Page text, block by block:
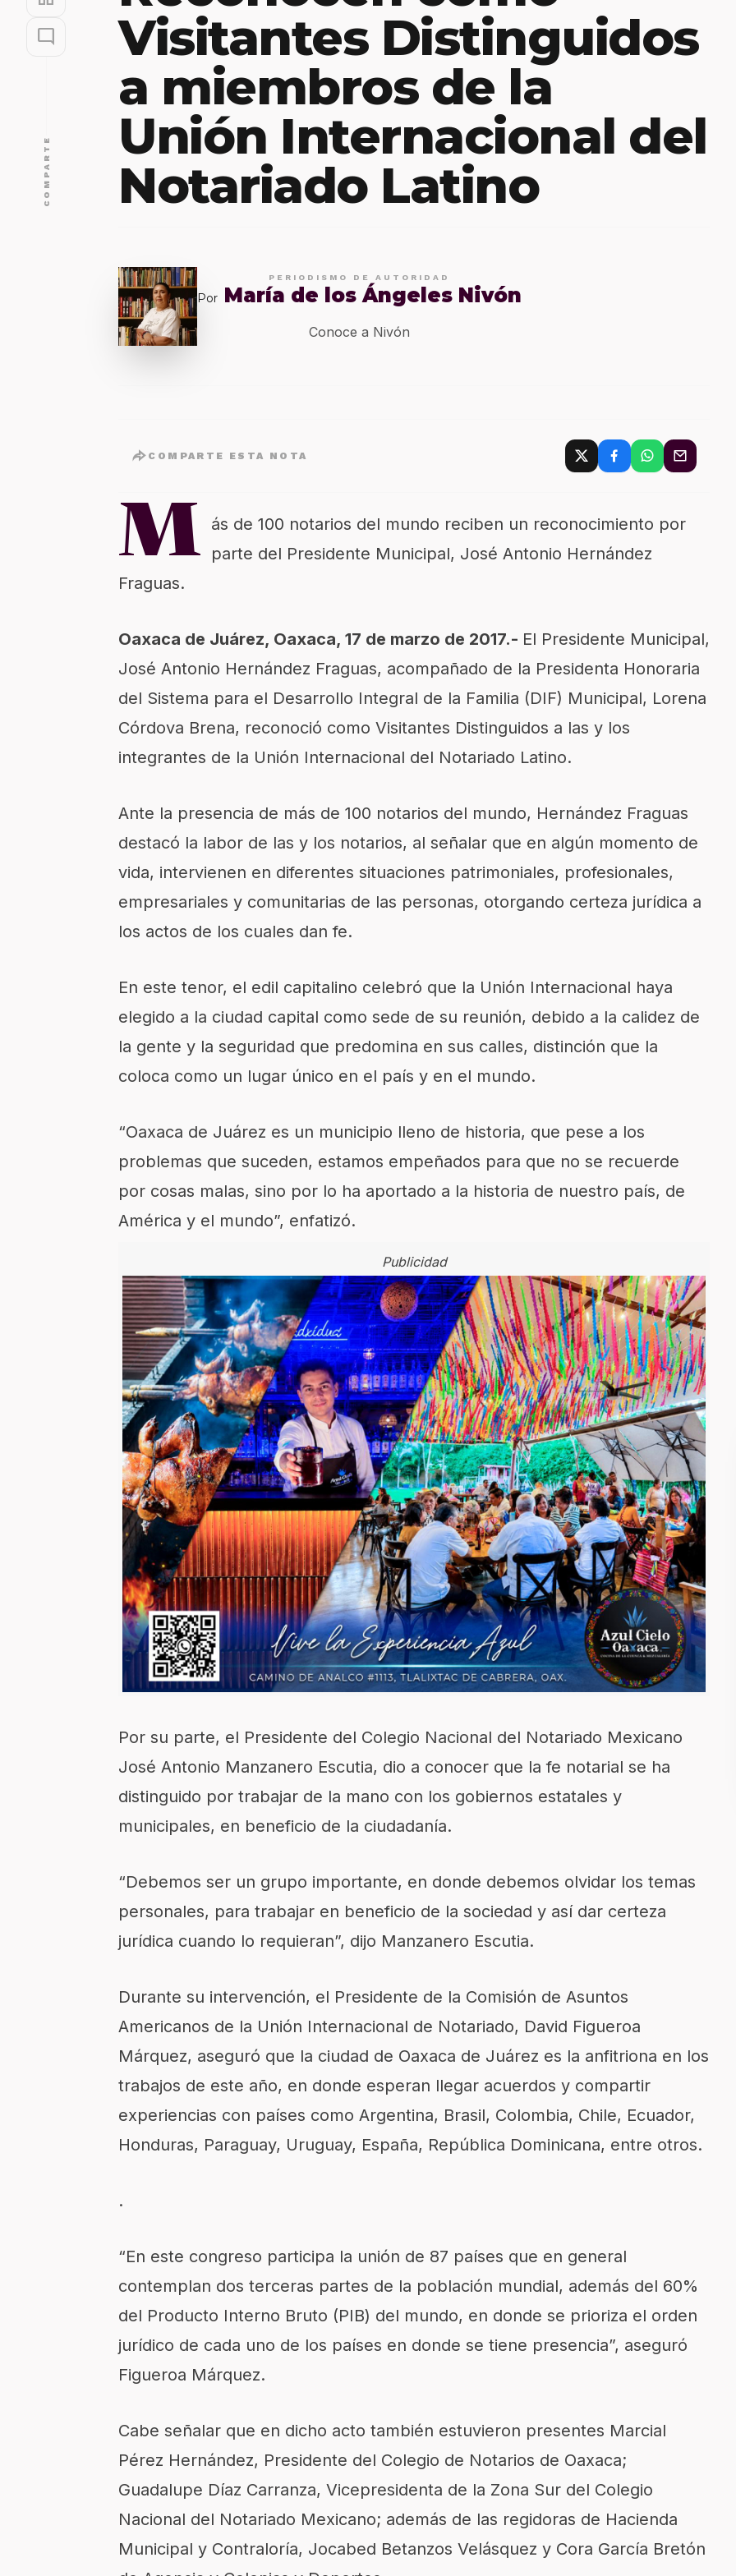
mode_comment
COMPARTE
Visitantes Distinguidos
a miembros de la
Unión Internacional del
Notariado Latino
PERIODISMO DE AUTORIDAD
Por María de los Ángeles Nivón
Conoce a Nivón
COMPARTE ESTA NOTA
M ás de 100 notarios del mundo reciben un reconocimiento por
parte del Presidente Municipal, José Antonio Hernández
Fraguas.
Oaxaca de Juárez, Oaxaca, 17 de marzo de 2017.- El Presidente Municipal,
José Antonio Hernández Fraguas, acompañado de la Presidenta Honoraria
del Sistema para el Desarrollo Integral de la Familia (DIF) Municipal, Lorena
Córdova Brena, reconoció como Visitantes Distinguidos a las y los
integrantes de la Unión Internacional del Notariado Latino.
Ante la presencia de más de 100 notarios del mundo, Hernández Fraguas
destacó la labor de las y los notarios, al señalar que en algún momento de
vida, intervienen en diferentes situaciones patrimoniales, profesionales,
empresariales y comunitarias de las personas, otorgando certeza jurídica a
los actos de los cuales dan fe.
En este tenor, el edil capitalino celebró que la Unión Internacional haya
elegido a la ciudad capital como sede de su reunión, debido a la calidez de
la gente y la seguridad que predomina en sus calles, distinción que la
coloca como un lugar único en el país y en el mundo.
“Oaxaca de Juárez es un municipio lleno de historia, que pese a los
problemas que suceden, estamos empeñados para que no se recuerde
por cosas malas, sino por lo ha aportado a la historia de nuestro país, de
América y el mundo”, enfatizó.
Publicidad
Por su parte, el Presidente del Colegio Nacional del Notariado Mexicano
José Antonio Manzanero Escutia, dio a conocer que la fe notarial se ha
distinguido por trabajar de la mano con los gobiernos estatales y
municipales, en beneficio de la ciudadanía.
“Debemos ser un grupo importante, en donde debemos olvidar los temas
personales, para trabajar en beneficio de la sociedad y así dar certeza
jurídica cuando lo requieran”, dijo Manzanero Escutia.
Durante su intervención, el Presidente de la Comisión de Asuntos
Americanos de la Unión Internacional de Notariado, David Figueroa
Márquez, aseguró que la ciudad de Oaxaca de Juárez es la anfitriona en los
trabajos de este año, en donde esperan llegar acuerdos y compartir
experiencias con países como Argentina, Brasil, Colombia, Chile, Ecuador,
Honduras, Paraguay, Uruguay, España, República Dominicana, entre otros.
.
“En este congreso participa la unión de 87 países que en general
contemplan dos terceras partes de la población mundial, además del 60%
del Producto Interno Bruto (PIB) del mundo, en donde se prioriza el orden
jurídico de cada uno de los países en donde se tiene presencia”, aseguró
Figueroa Márquez.
Cabe señalar que en dicho acto también estuvieron presentes Marcial
Pérez Hernández, Presidente del Colegio de Notarios de Oaxaca;
Guadalupe Díaz Carranza, Vicepresidenta de la Zona Sur del Colegio
Nacional del Notariado Mexicano; además de las regidoras de Hacienda
Municipal y Contraloría, Jocabed Betanzos Velásquez y Cora García Bretón